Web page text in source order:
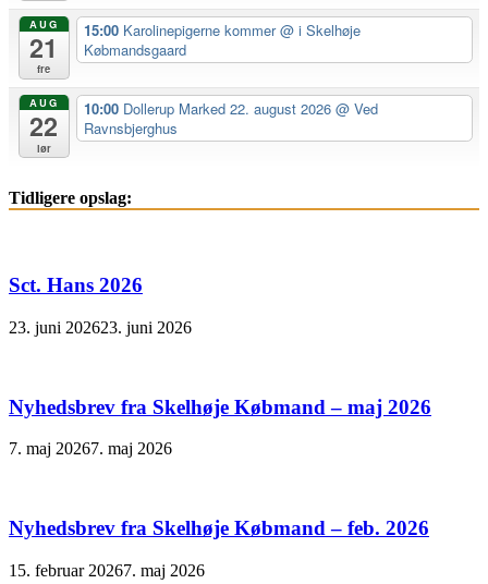
AUG
21
fre
15:00 Karolinepigerne kommer@ i Skelhøje
Købmandsgaard
AUG
22
lør
10:00 Dollerup Marked 22. august 2026 @ Ved
Ravnsbjerghus
Tidligere opslag:
Sct. Hans 2026
23. juni 202623. juni 2026
Nyhedsbrev fra Skelhøje Købmand – maj 2026
7. maj 20267. maj 2026
Nyhedsbrev fra Skelhøje Købmand – feb. 2026
15. februar 20267. maj 2026